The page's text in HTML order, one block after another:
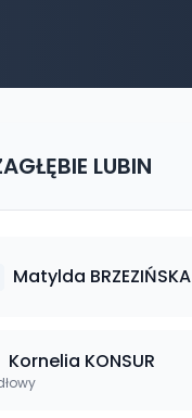
LUBIN
Matylda BRZEZIŃSKA
Kornelia KONSUR